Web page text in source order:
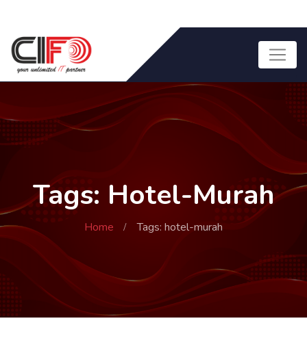
Tags: Hotel-Murah
Home Tags: hotel-murah